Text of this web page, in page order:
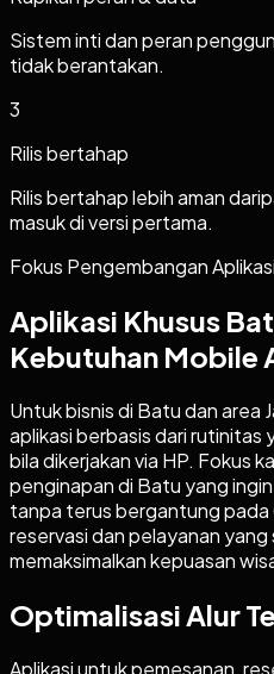
Sistem inti dan peran
tidak berantakan.
3
Rilis bertahap
Rilis bertahap lebih aman
masuk di versi pertama.
Fokus Pengembangan Aplikasi
Aplikasi Khusus
Kebutuhan Mobile
Untuk bisnis di Batu dan area
aplikasi berbasis dari rutinitas
bila dikerjakan via HP. Fokus
penginapan di Batu yang
tanpa terus bergantung pada
reservasi dan pelayanan
memaksimalkan kepuasan
Optimalisasi Alur
Aplikasi untuk pemesanan,